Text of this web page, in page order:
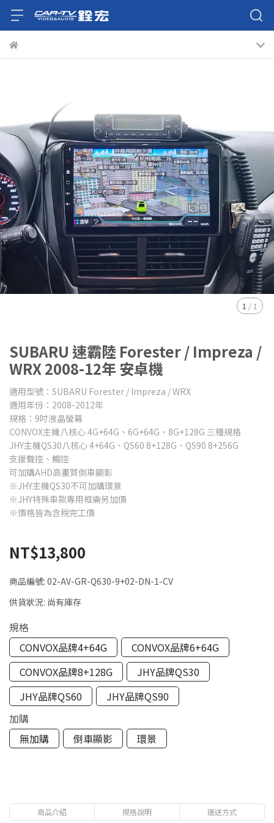
1 / 1
SUBARU 速霸陸 Forester / Impreza /
WRX 2008-12年 安卓機
適用型號：SUBARU Forester / Impreza / WRX
適用年份：2008-2012年
規格：9吋液晶螢幕
CONVOX主機八核心 4G+64G、6G+64G、8G+128G 三種規格
JHY主機QS30八核心 4+64G、QS60 8+128G、QS90 8+256G
支援聲控、觸控
可加購AHD高畫質倒車顯影
※JHY主機QS30不可加購環景
※JHY特殊車款專用框需另加價
※價格皆為含稅完工價
NT$13,800
商品編號: 02-AV-GR-Q630-9+02-DN-1-CV
供貨狀況: 尚有庫存
規格
CONVOX品牌4+64G
CONVOX品牌6+64G
CONVOX品牌8+128G
JHY品牌QS30
JHY品牌QS60
JHY品牌QS90
加購
無加購
倒車顯影 環景
商品介紹 規格說明 運送方式